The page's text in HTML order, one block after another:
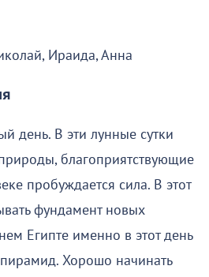
Ираида, Анна
день. В эти лунные сутки
благоприятствующие
пробуждается сила. В этот
фундамент новых
Египте именно в этот день
Хорошо начинать